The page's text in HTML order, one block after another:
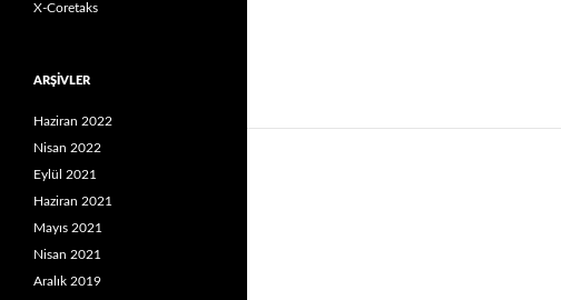
X-Coretaks
ARŞIVLER
Haziran 2022
Nisan 2022
Eylül 2021
Haziran 2021
Mayıs 2021
Nisan 2021
Aralık 2019